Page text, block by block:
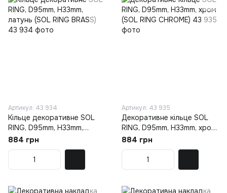
Артикул: 43 934
Кільце декоративне SOL
RING, D95mm, H33mm,
латунь (SOL RING BRASS)
884 грн
Артикул: 43 935
Декоративне кільце SOL
RING, D95mm, H33mm, хром
(SOL RING CHROME)
884 грн